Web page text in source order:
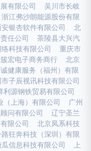
有限公司
吴川市长岐
浙江弗沙朗能源股份有限
安银杏软件有限公司
北
任公司
茶陵县大兴汽
科技有限公司
重庆市
宏电子商务商行
北京
健康服务（福州）有限
子辰视讯科技有限公司
利源钢铁贸易有限公司
（上海）有限公司
广州
问有限公司
辽宁圣兰
限公司
北京凤系科技
路狂奔科技（深圳）有限
信息科技有限公司
上